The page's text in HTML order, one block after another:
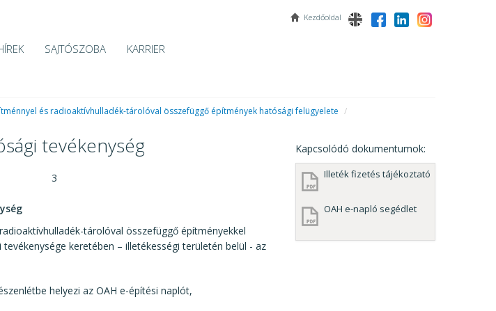
Kezdőoldal
SAJTÓSZOBA KARRIER
és radioaktívhulladék-tárolóval összefüggő építmények hatósági felügyelete /
tevékenység
3
tárolóval összefüggő építményekkel
keretében – illetékességi területén belül - az
helyezi az OAH e-építési naplót,
Kapcsolódó dokumentumok:
Illeték fizetés tájékoztató
OAH e-napló segédlet